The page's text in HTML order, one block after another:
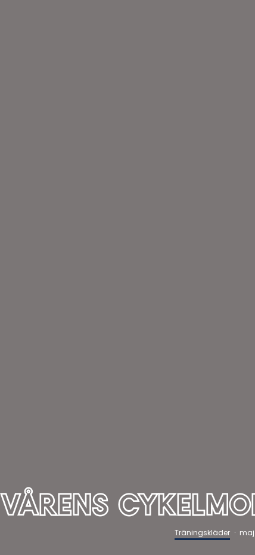
VÅRENS
Träningskläder · maj